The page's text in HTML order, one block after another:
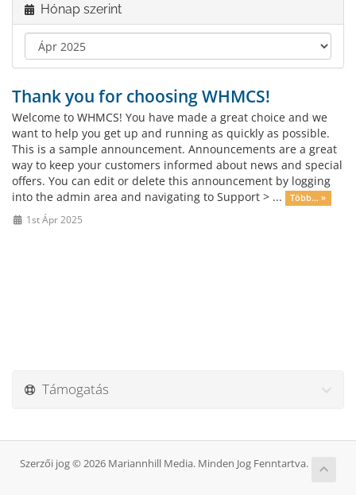
Hónap szerint
Thank you for choosing WHMCS!
Welcome to WHMCS! You have made a great choice and we
want to help you get up and running as quickly as possible.
This is a sample announcement. Announcements are a great
way to keep your customers informed about news and special
offers. You can edit or delete this announcement by logging
into the admin area and navigating to Support > ...
Több... »
1st Ápr 2025
Támogatás
Szerzői jog © 2026 Mariannhill Media. Minden Jog Fenntartva.